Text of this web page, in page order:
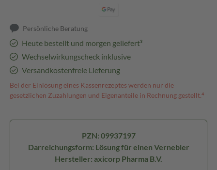
Persönliche Beratung
Heute bestellt und morgen geliefert³
Wechselwirkungscheck inklusive
Versandkostenfreie Lieferung
Bei der Einlösung eines Kassenrezeptes werden nur die
gesetzlichen Zuzahlungen und Eigenanteile in Rechnung gestellt.⁴
PZN: 09937197
Darreichungsform: Lösung für einen Vernebler
Hersteller: axicorp Pharma B.V.